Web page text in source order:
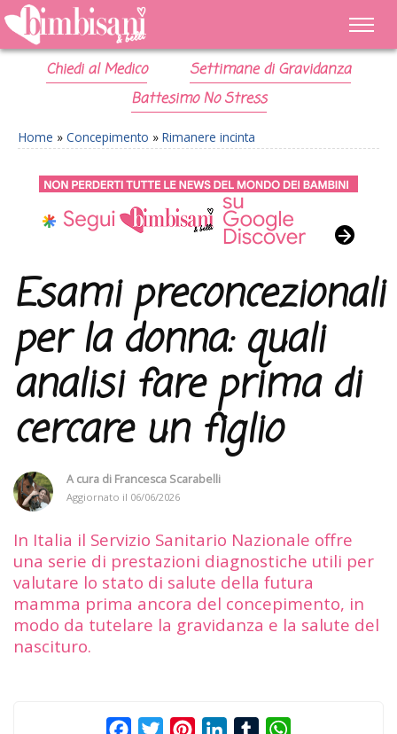
Chiedi al Medico
Settimane di Gravidanza
Battesimo No Stress
Home » Concepimento » Rimanere incinta
Esami preconcezionali
per la donna: quali
analisi fare prima di
cercare un figlio
A cura di Francesca Scarabelli
Aggiornato il 06/06/2026
In Italia il Servizio Sanitario Nazionale offre
una serie di prestazioni diagnostiche utili per
valutare lo stato di salute della futura
mamma prima ancora del concepimento, in
modo da tutelare la gravidanza e la salute del
nascituro.
FacebookTwitterPinterestLinkedInTumblr